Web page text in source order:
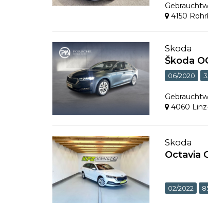
4150
Skoda
Škoda
06/2020
4060
Skoda
Octavia
02/2022